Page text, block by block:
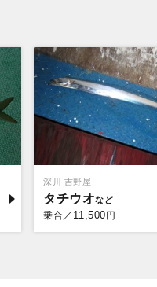
深川 吉野屋
タチウオ
乗合／ 11,500 円